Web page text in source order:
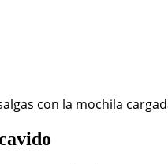
con la mochila